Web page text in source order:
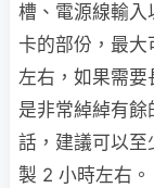
槽、電源線輸
卡的部份，最
左右，如果需
是非常綽綽有
話，建議可以至
製 2 小時左右。